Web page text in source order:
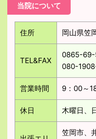
当院について
住所 岡山県笠
TEL&FAX
0865-
080-
営業時間 9：00～
休日 木曜日、
笠岡市、